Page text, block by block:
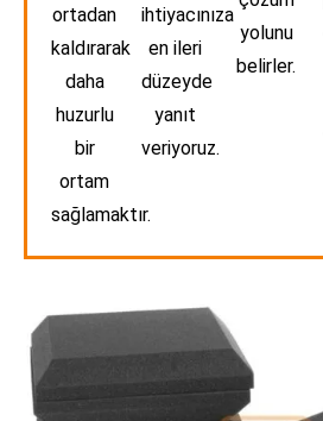
ortadan
kaldırarak
daha
huzurlu
bir
ortam
sağlamaktır.
ihtiyacınıza
en ileri
düzeyde
yanıt
veriyoruz.
yolunu
belirler.